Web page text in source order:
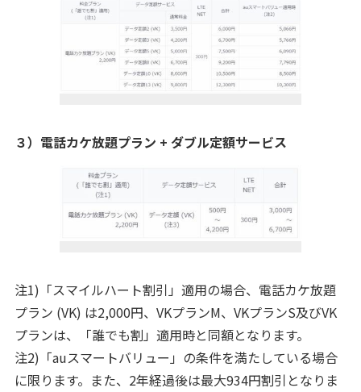
３）電話カケ放題プラン + ダブル定額サービス
注1)「スマイルハート割引」適用の場合、電話カケ放題
プラン (VK) は2,000円、VKプランM、VKプランS及びVK
プランは、「誰でも割」適用時と同額となります。
注2)「auスマートバリュー」の条件を満たしている場合
に限ります。また、2年経過後は最大934円割引となりま